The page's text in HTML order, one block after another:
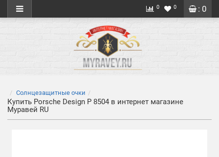
: 0
0 0
Солнцезащитные очки
Купить Porsche Design P 8504 в интернет магазине
Муравей RU